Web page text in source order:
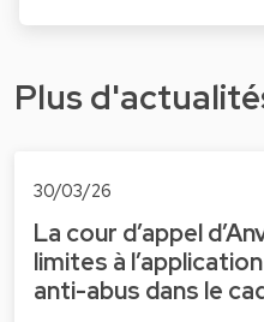
Plus
30/03/26
La cour d’appel
limites à
anti-abus dans le